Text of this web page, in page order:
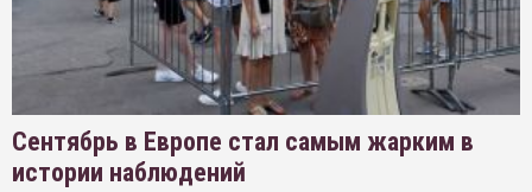
Сентябрь в Европе стал самым жарким в
истории наблюдений